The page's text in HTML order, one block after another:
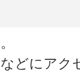
どにアク